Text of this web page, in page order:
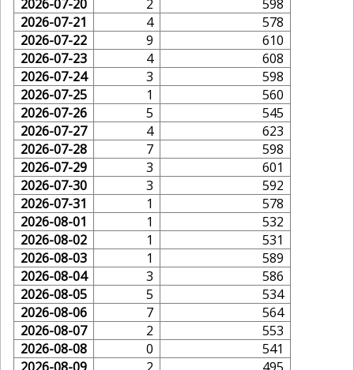
2026-07-20
2
598
2026-07-21
4
578
2026-07-22
9
610
2026-07-23
4
608
2026-07-24
3
598
2026-07-25
1
560
2026-07-26
5
545
2026-07-27
4
623
2026-07-28
7
598
2026-07-29
3
601
2026-07-30
3
592
2026-07-31
1
578
2026-08-01
1
532
2026-08-02
1
531
2026-08-03
1
589
2026-08-04
3
586
2026-08-05
5
534
2026-08-06
7
564
2026-08-07
2
553
2026-08-08
0
541